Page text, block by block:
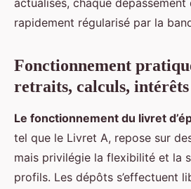
actualisés, chaque
rapidement régularisé par la
Fonctionnement
retraits, calculs,
Le fonctionnement du livret
tel que le Livret A, repose sur
mais privilégie la flexibilité et la
profils. Les dépôts s’effectuent